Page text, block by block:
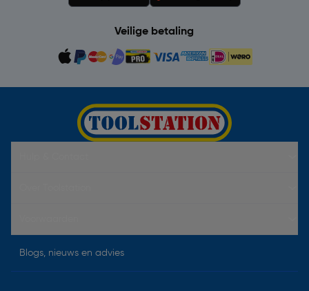
Veilige betaling
Blogs, nieuws en advies